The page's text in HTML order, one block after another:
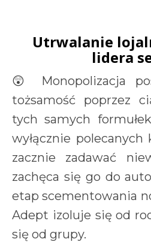
Utrwalanie
lidera
😲 Monopolizacja
tożsamość poprzez
tych samych
wyłącznie polecanych
zacznie zadawać
zachęca się go do
etap scementowania
Adept izoluje się od
się od grupy.